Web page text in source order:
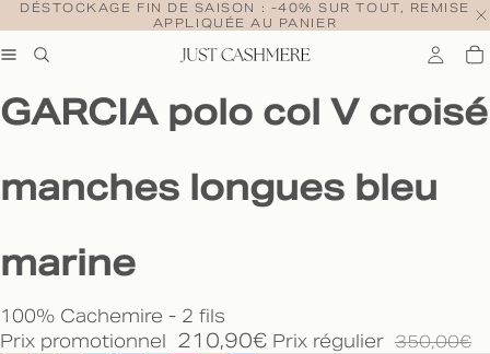
DÉSTOCKAGE FIN DE SAISON : -40% SUR TOUT, REMISE
APPLIQUÉE AU PANIER
GARCIA polo col V croisé
manches longues bleu
marine
100% Cachemire - 2 fils
Prix promotionnel 210,90€ Prix régulier 350,00€